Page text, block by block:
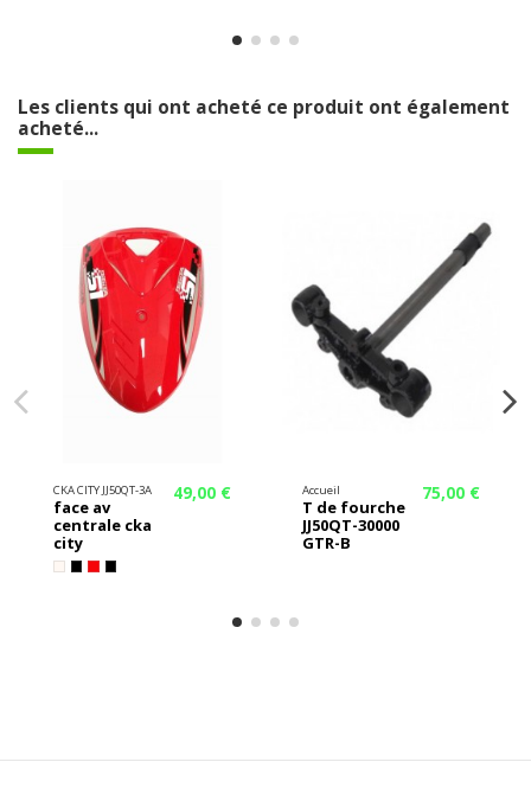
Les clients qui ont acheté ce produit ont également
acheté...
CKA CITY JJ50QT-3A
face av
centrale cka
city
49,00 € Accueil
T de fourche
JJ50QT-30000
GTR-B
75,00 €